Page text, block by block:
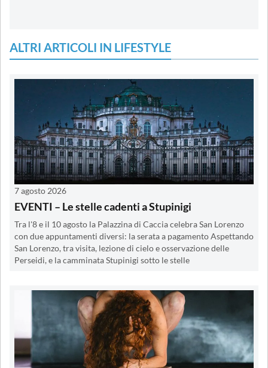
ALTRI ARTICOLI IN LIFESTYLE
7 agosto 2026
EVENTI – Le stelle cadenti a Stupinigi
Tra l'8 e il 10 agosto la Palazzina di Caccia celebra San Lorenzo
con due appuntamenti diversi: la serata a pagamento Aspettando
San Lorenzo, tra visita, lezione di cielo e osservazione delle
Perseidi, e la camminata Stupinigi sotto le stelle